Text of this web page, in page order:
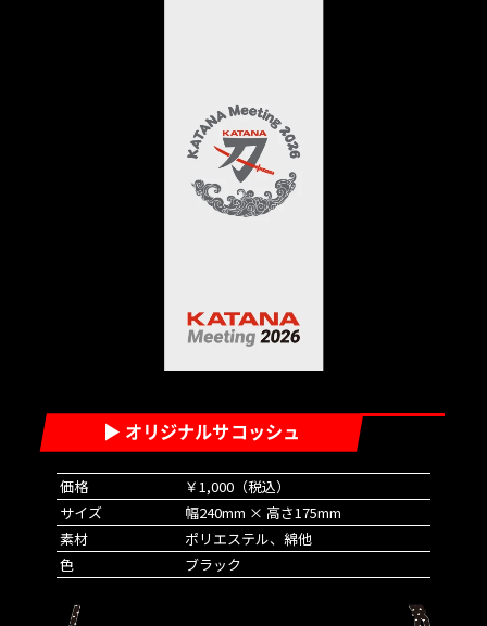
▶ オリジナルサコッシュ
価格
￥1,000（税込）
サイズ
幅240mm × 高さ175mm
素材
ポリエステル、綿他
色
ブラック